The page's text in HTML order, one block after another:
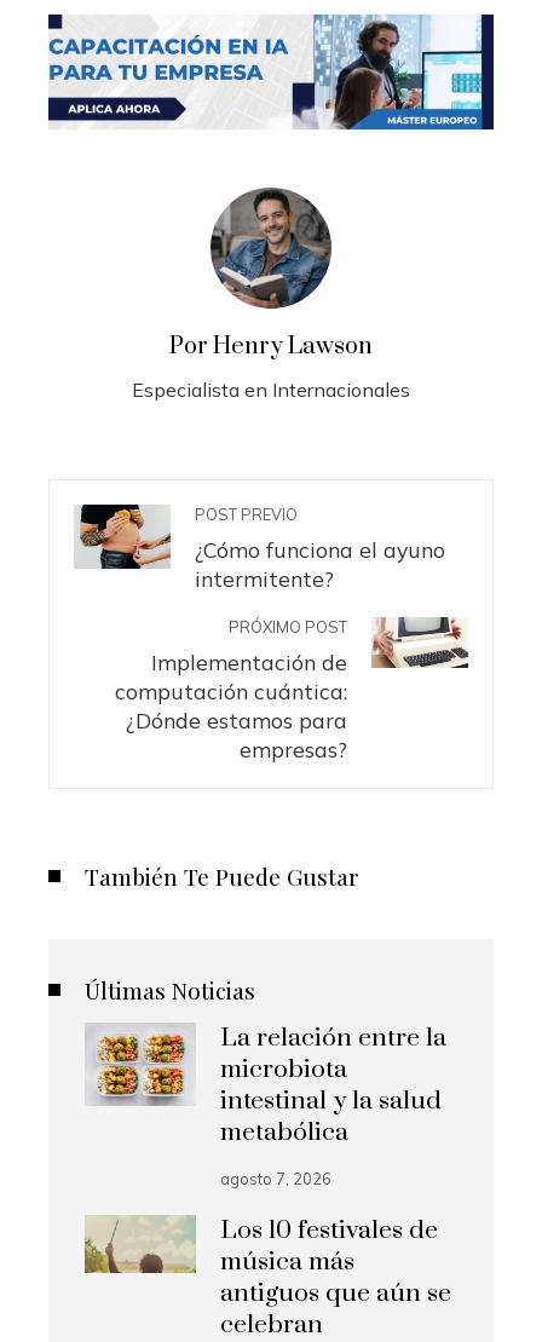
Por Henry Lawson
Especialista en Internacionales
POST PREVIO
¿Cómo funciona el ayuno
intermitente?
PRÓXIMO POST
Implementación de
computación cuántica:
¿Dónde estamos para
empresas?
También Te Puede Gustar
Últimas Noticias
La relación entre la
microbiota
intestinal y la salud
metabólica
agosto 7, 2026
Los 10 festivales de
música más
antiguos que aún se
celebran